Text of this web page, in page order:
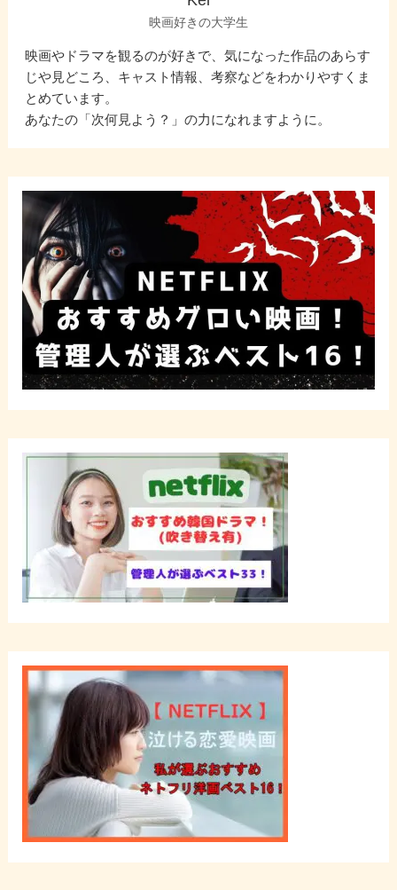
映画好きの大学生
映画やドラマを観るのが好きで、気になった作品のあらす
じや見どころ、キャスト情報、考察などをわかりやすくま
とめています。
あなたの「次何見よう？」の力になれますように。